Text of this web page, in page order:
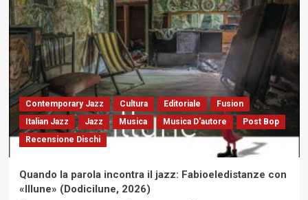
Contemporary Jazz Cultura Editoriale
Fusion
Italian Jazz
Jazz Musica Musica D'autore
Post Bop
Recensione Dischi
Quando la parola incontra il jazz: Fabioeledistanze con
«Illune» (Dodicilune, 2026)